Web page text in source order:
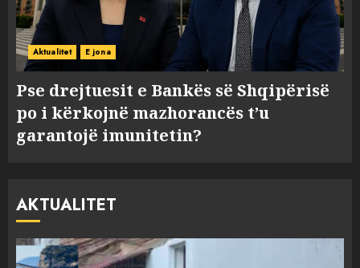
Aktualitet E jona
Pse drejtuesit e Bankës së Shqipërisë
po i kërkojnë mazhorancës t’u
garantojë imunitetin?
AKTUALITET